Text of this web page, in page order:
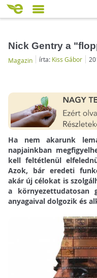
Nick Gentry a
Magazin írta: Kiss Gábor
Ha nem akarunk
napjainkban
kell feltétlenül
Azok, bár eredeti
akár új célokat is
a
anyagaival dolgozik és